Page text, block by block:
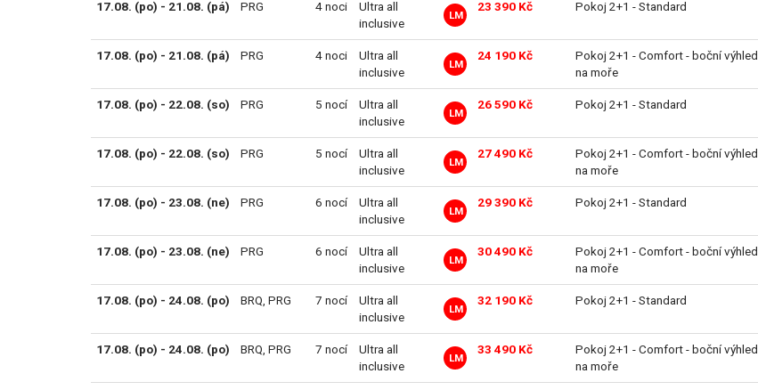
17.08. (po) - 21.08. (pá) PRG 4 noci
Ultra all
inclusive
LM
23 390 Kč Pokoj 2+1 - Standard
17.08. (po) - 21.08. (pá) PRG 4 noci
Ultra all
inclusive
LM
24 190 Kč
Pokoj 2+1 - Comfort - boční výhled
na moře
17.08. (po) - 22.08. (so) PRG 5 nocí
Ultra all
inclusive
LM
26 590 Kč Pokoj 2+1 - Standard
17.08. (po) - 22.08. (so) PRG 5 nocí
Ultra all
inclusive
LM
27 490 Kč
Pokoj 2+1 - Comfort - boční výhled
na moře
17.08. (po) - 23.08. (ne) PRG 6 nocí
Ultra all
inclusive
LM
29 390 Kč Pokoj 2+1 - Standard
17.08. (po) - 23.08. (ne) PRG 6 nocí
Ultra all
inclusive
LM
30 490 Kč
Pokoj 2+1 - Comfort - boční výhled
na moře
17.08. (po) - 24.08. (po) BRQ, PRG 7 nocí
Ultra all
inclusive
LM
32 190 Kč Pokoj 2+1 - Standard
17.08. (po) - 24.08. (po) BRQ, PRG 7 nocí
Ultra all
inclusive
LM
33 490 Kč
Pokoj 2+1 - Comfort - boční výhled
na moře